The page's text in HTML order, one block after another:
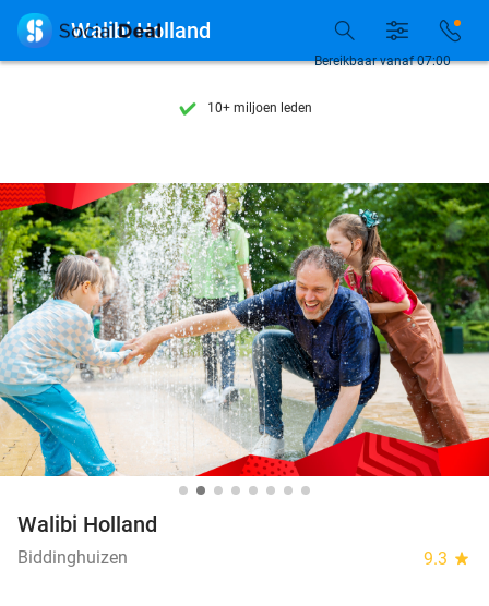
7 dagen per week beschikbaar
10+ miljoen leden
7 dagen per week beschikbaar
10+ miljoen leden
Bereikbaar vanaf 07:00
 Walibi Holland
Walibi Holland
Biddinghuizen 9.3 star